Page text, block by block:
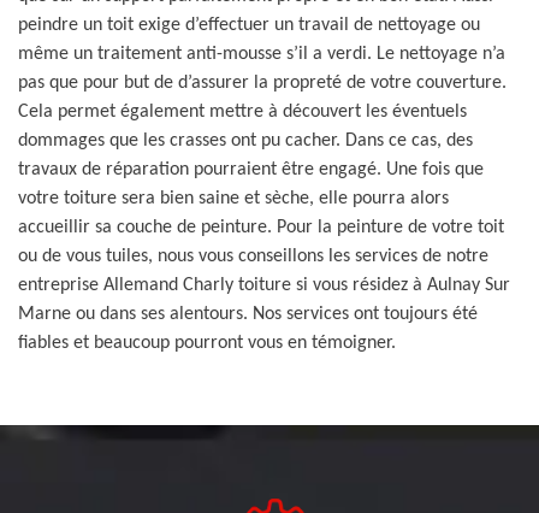
peindre un toit exige d’effectuer un travail de nettoyage ou
même un traitement anti-mousse s’il a verdi. Le nettoyage n’a
pas que pour but de d’assurer la propreté de votre couverture.
Cela permet également mettre à découvert les éventuels
dommages que les crasses ont pu cacher. Dans ce cas, des
travaux de réparation pourraient être engagé. Une fois que
votre toiture sera bien saine et sèche, elle pourra alors
accueillir sa couche de peinture. Pour la peinture de votre toit
ou de vous tuiles, nous vous conseillons les services de notre
entreprise Allemand Charly toiture si vous résidez à Aulnay Sur
Marne ou dans ses alentours. Nos services ont toujours été
fiables et beaucoup pourront vous en témoigner.